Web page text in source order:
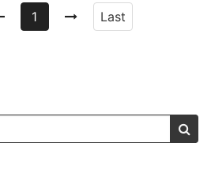
1 Last